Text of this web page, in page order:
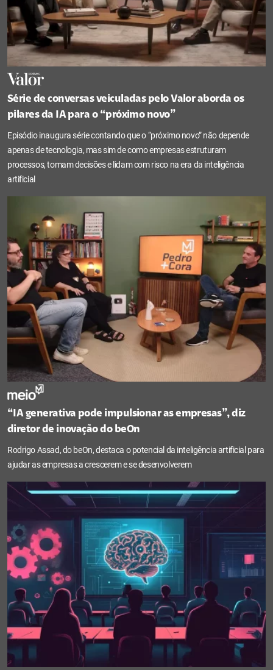
Série de conversas veiculadas pelo Valor aborda os
pilares da IA para o “próximo novo”
Episódio inaugura série contando que o “próximo novo” não depende
apenas de tecnologia, mas sim de como empresas estruturam
processos, tomam decisões e lidam com risco na era da inteligência
artificial
“IA generativa pode impulsionar as empresas”, diz
diretor de inovação do beOn
Rodrigo Assad, do beOn, destaca o potencial da inteligência artificial para
ajudar as empresas a crescerem e se desenvolverem